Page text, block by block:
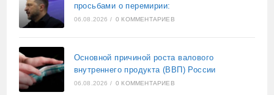
просьбами о перемирии:
06.08.2026 / 0 КОММЕНТАРИЕВ
Основной причиной роста валового
внутреннего продукта (ВВП) России
06.08.2026 / 0 КОММЕНТАРИЕВ